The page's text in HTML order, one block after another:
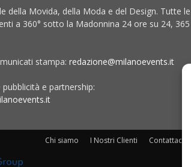
della Movida, della Moda e del Design. Tutte le
a 360° sotto la Madonnina 24 ore su 24, 365
stampa: redazione@milanoevents.it
pubblicità e partnership:
Chi siamo I Nostri Clienti Contattaci